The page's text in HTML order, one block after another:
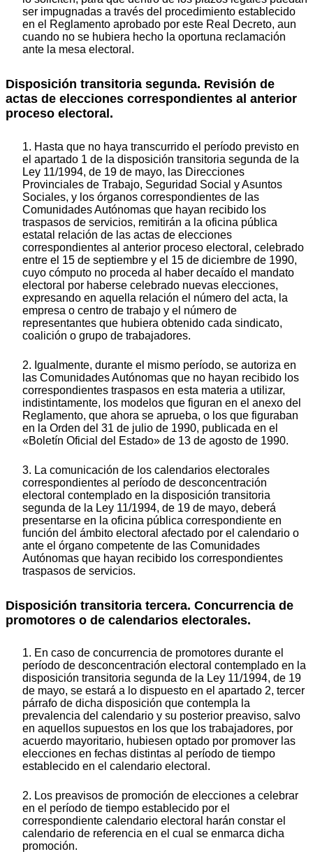
ser impugnadas a través del procedimiento establecido
en el Reglamento aprobado por este Real Decreto, aun
cuando no se hubiera hecho la oportuna reclamación
ante la mesa electoral.
Disposición transitoria segunda. Revisión de
actas de elecciones correspondientes al anterior
proceso electoral.
1. Hasta que no haya transcurrido el período previsto en
el apartado 1 de la disposición transitoria segunda de la
Ley 11/1994, de 19 de mayo, las Direcciones
Provinciales de Trabajo, Seguridad Social y Asuntos
Sociales, y los órganos correspondientes de las
Comunidades Autónomas que hayan recibido los
traspasos de servicios, remitirán a la oficina pública
estatal relación de las actas de elecciones
correspondientes al anterior proceso electoral, celebrado
entre el 15 de septiembre y el 15 de diciembre de 1990,
cuyo cómputo no proceda al haber decaído el mandato
electoral por haberse celebrado nuevas elecciones,
expresando en aquella relación el número del acta, la
empresa o centro de trabajo y el número de
representantes que hubiera obtenido cada sindicato,
coalición o grupo de trabajadores.
2. Igualmente, durante el mismo período, se autoriza en
las Comunidades Autónomas que no hayan recibido los
correspondientes traspasos en esta materia a utilizar,
indistintamente, los modelos que figuran en el anexo del
Reglamento, que ahora se aprueba, o los que figuraban
en la Orden del 31 de julio de 1990, publicada en el
«Boletín Oficial del Estado» de 13 de agosto de 1990.
3. La comunicación de los calendarios electorales
correspondientes al período de desconcentración
electoral contemplado en la disposición transitoria
segunda de la Ley 11/1994, de 19 de mayo, deberá
presentarse en la oficina pública correspondiente en
función del ámbito electoral afectado por el calendario o
ante el órgano competente de las Comunidades
Autónomas que hayan recibido los correspondientes
traspasos de servicios.
Disposición transitoria tercera. Concurrencia de
promotores o de calendarios electorales.
1. En caso de concurrencia de promotores durante el
período de desconcentración electoral contemplado en la
disposición transitoria segunda de la Ley 11/1994, de 19
de mayo, se estará a lo dispuesto en el apartado 2, tercer
párrafo de dicha disposición que contempla la
prevalencia del calendario y su posterior preaviso, salvo
en aquellos supuestos en los que los trabajadores, por
acuerdo mayoritario, hubiesen optado por promover las
elecciones en fechas distintas al período de tiempo
establecido en el calendario electoral.
2. Los preavisos de promoción de elecciones a celebrar
en el período de tiempo establecido por el
correspondiente calendario electoral harán constar el
calendario de referencia en el cual se enmarca dicha
promoción.